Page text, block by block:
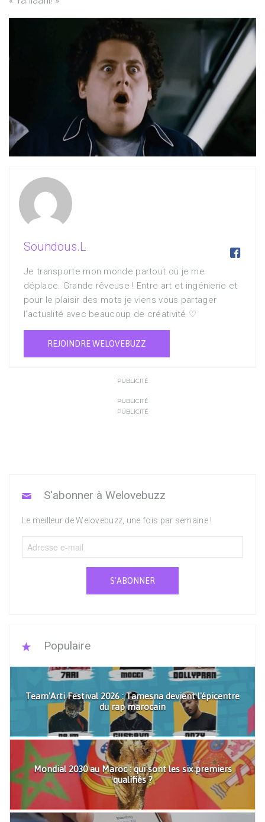
Soundous.L 
Je transporte mon monde partout où je me
déplace. Grande rêveuse ! Entre art et ingénierie et
pour le plaisir des mots je viens vous partager
l’actualité avec beaucoup de créativité ♡
REJOINDRE WELOVEBUZZ
PUBLICITÉ
PUBLICITÉ
PUBLICITÉ
S'abonner à Welovebuzz
Le meilleur de Welovebuzz, une fois par semaine !
S'ABONNER
Populaire
Team'Arti Festival 2026 : Tamesna devient l'épicentre
du rap marocain
Mondial 2030 au Maroc : qui sont les six premiers
qualifiés ?